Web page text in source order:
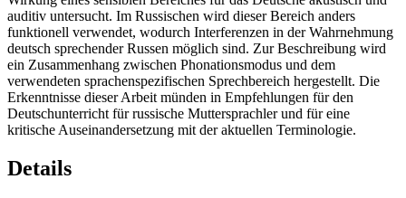
auditiv untersucht. Im Russischen wird dieser Bereich anders
funktionell verwendet, wodurch Interferenzen in der Wahrnehmung
deutsch sprechender Russen möglich sind. Zur Beschreibung wird
ein Zusammenhang zwischen Phonationsmodus und dem
verwendeten sprachenspezifischen Sprechbereich hergestellt. Die
Erkenntnisse dieser Arbeit münden in Empfehlungen für den
Deutschunterricht für russische Muttersprachler und für eine
kritische Auseinandersetzung mit der aktuellen Terminologie.
Details